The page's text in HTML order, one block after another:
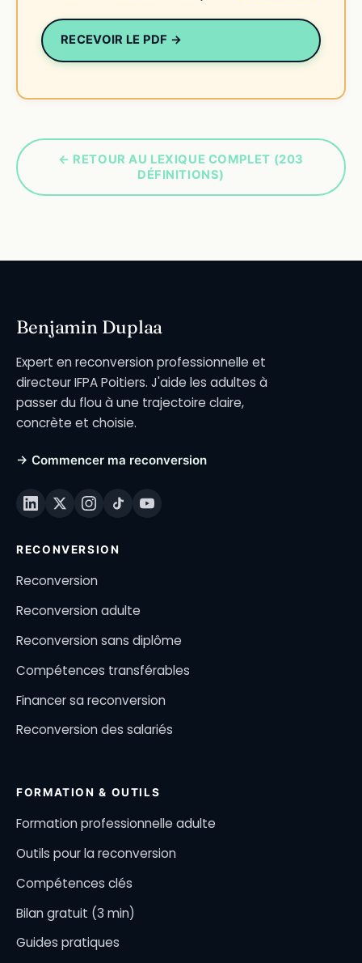
RECEVOIR LE PDF →
← RETOUR AU LEXIQUE COMPLET (203
DÉFINITIONS)
Benjamin Duplaa
Expert en reconversion professionnelle et
directeur IFPA Poitiers. J'aide les adultes à
passer du flou à une trajectoire claire,
concrète et choisie.
→ Commencer ma reconversion
RECONVERSION
Reconversion
Reconversion adulte
Reconversion sans diplôme
Compétences transférables
Financer sa reconversion
Reconversion des salariés
FORMATION & OUTILS
Formation professionnelle adulte
Outils pour la reconversion
Compétences clés
Bilan gratuit (3 min)
Guides pratiques